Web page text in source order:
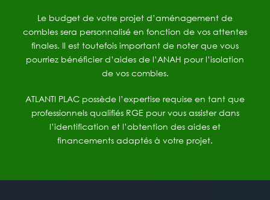
Le budget de votre projet d’aménagement de
combles sera personnalisé en fonction de vos attentes
finales. Il est toutefois important de noter que vous
pourriez bénéficier d’aides de l’ANAH pour l’isolation
de vos combles.
ATLANTI PLAC possède l’expertise requise en tant que
professionnels qualifiés RGE pour vous assister dans
l’identification et l’obtention des aides et
financements adaptés à votre projet.